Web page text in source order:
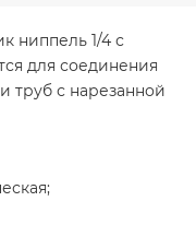
ниппель 1/4 с
для соединения
труб с нарезанной